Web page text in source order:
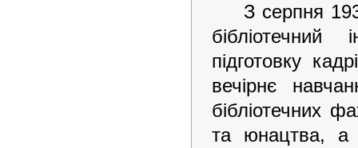
З серпня
підготовку
вечірнє
бібліотечних
та юнацтва, а